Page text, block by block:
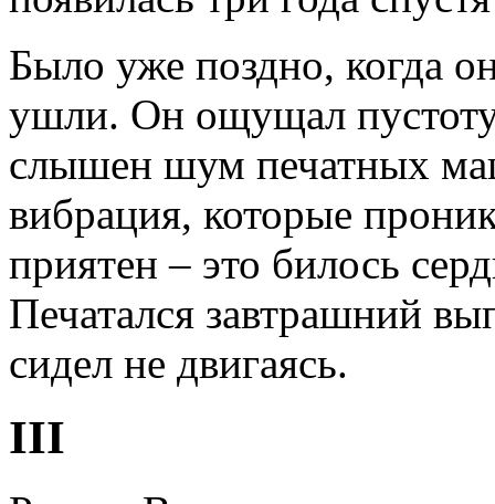
Было уже поздно, когда
ушли. Он ощущал
слышен шум печатных
вибрация, которые
приятен – это билось
Печатался завтрашний
сидел не двигаясь.
III